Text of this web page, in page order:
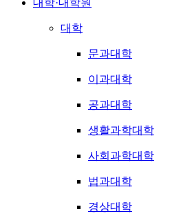
대학·대학원
대학
문과대학
이과대학
공과대학
생활과학대학
사회과학대학
법과대학
경상대학